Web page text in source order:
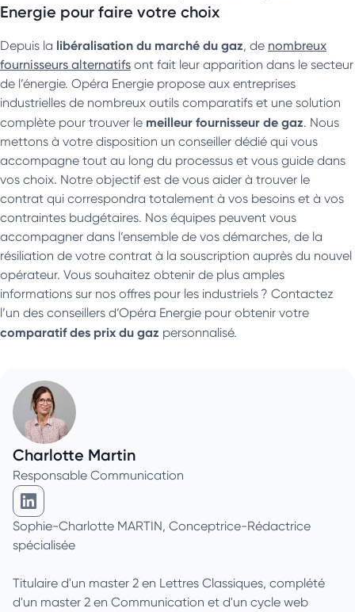
Energie pour faire votre choix
Depuis la libéralisation du marché du gaz, de nombreux
fournisseurs alternatifs ont fait leur apparition dans le secteur
de l’énergie. Opéra Energie propose aux entreprises
industrielles de nombreux outils comparatifs et une solution
complète pour trouver le meilleur fournisseur de gaz. Nous
mettons à votre disposition un conseiller dédié qui vous
accompagne tout au long du processus et vous guide dans
vos choix. Notre objectif est de vous aider à trouver le
contrat qui correspondra totalement à vos besoins et à vos
contraintes budgétaires. Nos équipes peuvent vous
accompagner dans l’ensemble de vos démarches, de la
résiliation de votre contrat à la souscription auprès du nouvel
opérateur. Vous souhaitez obtenir de plus amples
informations sur nos offres pour les industriels ? Contactez
l’un des conseillers d’Opéra Energie pour obtenir votre
comparatif des prix du gaz personnalisé.
Charlotte Martin
Responsable Communication
Charlotte Martin sur Linkedin
Sophie-Charlotte MARTIN, Conceptrice-Rédactrice
spécialisée
Titulaire d'un master 2 en Lettres Classiques, complété
d'un master 2 en Communication et d'un cycle web